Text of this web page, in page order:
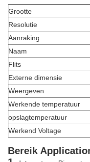
Grootte
Resolutie
Aanraking
Naam
Flits
Externe dimensie
Weergeven
Werkende temperatuur
opslagtemperatuur
Werkend Voltage
Bereik